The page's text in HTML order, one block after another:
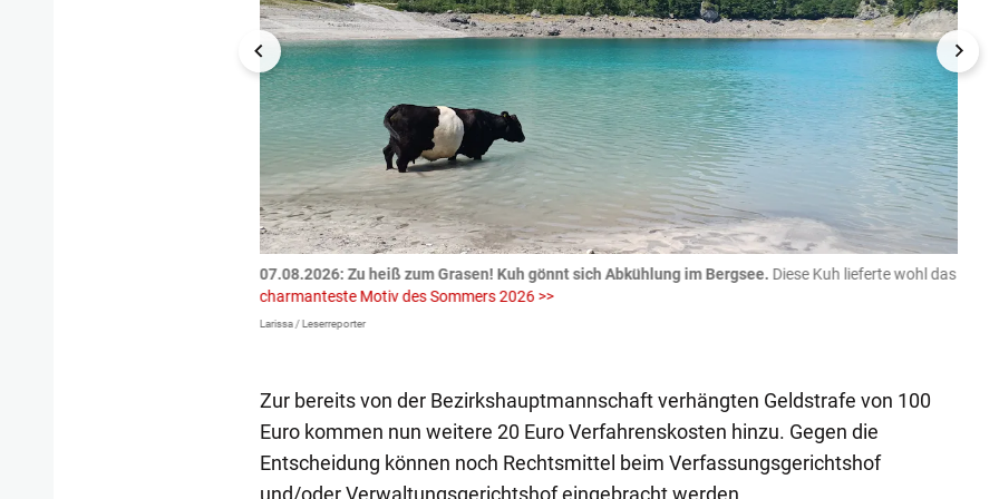
07.08.2026: Zu heiß zum Grasen! Kuh gönnt sich Abkühlung im Bergsee. Diese Kuh lieferte wohl das
charmanteste Motiv des Sommers 2026 >>
Larissa / Leserreporter
Zur bereits von der Bezirkshauptmannschaft verhängten Geldstrafe von 100
Euro kommen nun weitere 20 Euro Verfahrenskosten hinzu. Gegen die
Entscheidung können noch Rechtsmittel beim Verfassungsgerichtshof
und/oder Verwaltungsgerichtshof eingebracht werden.